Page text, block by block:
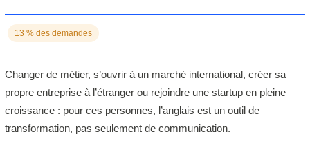
13 % des demandes
Changer de métier, s’ouvrir à un marché international, créer sa
propre entreprise à l’étranger ou rejoindre une startup en pleine
croissance : pour ces personnes, l’anglais est un outil de
transformation, pas seulement de communication.